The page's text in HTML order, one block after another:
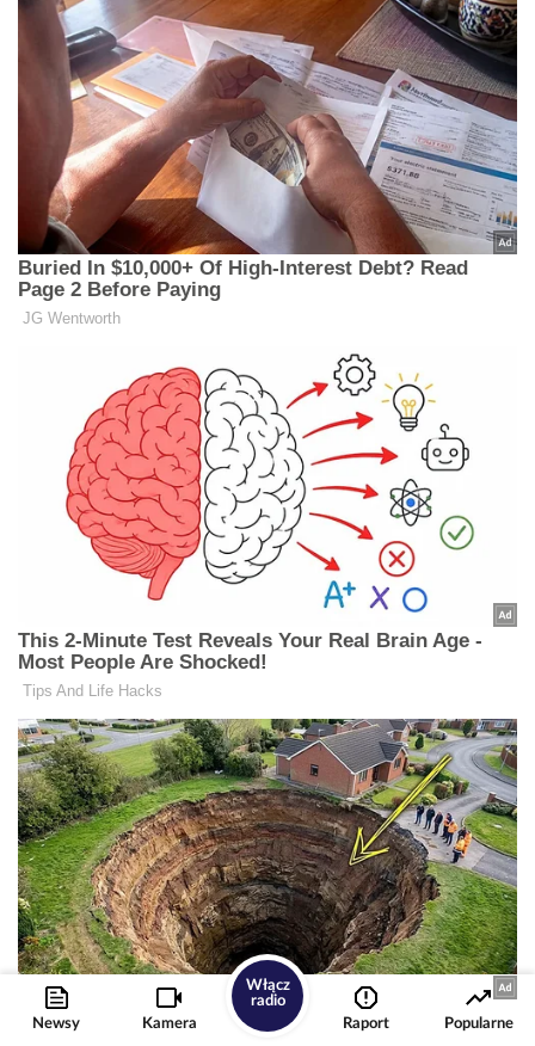
Newsy Kamera
Włącz
radio
Raport
Popularne